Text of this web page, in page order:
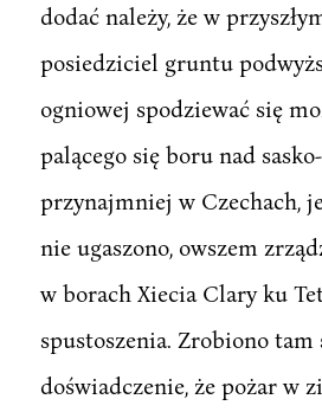
dodać należy, że w
posiedziciel gruntu
ogniowej spodziewać się
palącego się boru nad
przynajmniej w Czechach,
nie ugaszono, owszem
w borach Xiecia Clary ku
spustoszenia. Zrobiono tam
doświadczenie, że pożar w